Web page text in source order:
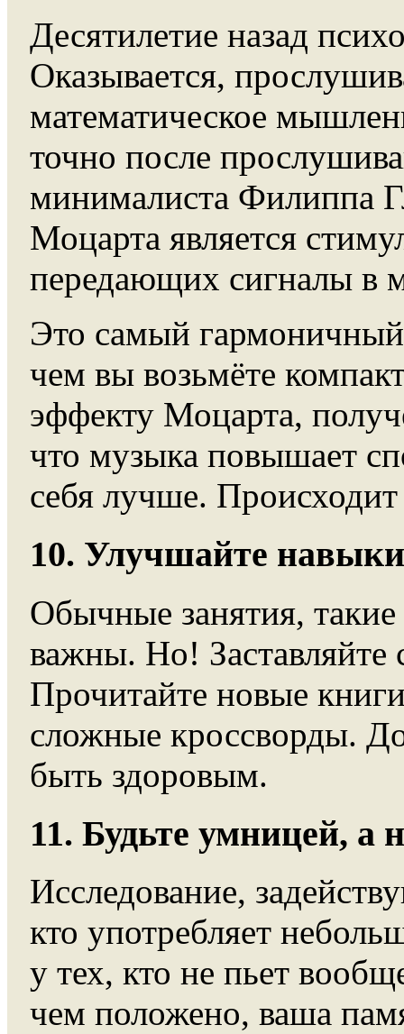
Десятилетие назад
Оказывается,
математическое
точно после
минималиста Филиппа
Моцарта является
передающих сигналы в
Это самый
чем вы возьмёте
эффекту Моцарта,
что музыка повышает
себя лучше.
10. Улучшайте
Обычные занятия, такие
важны. Но! Заставляйте
Прочитайте новые
сложные кроссворды.
быть здоровым.
11. Будьте умницей, а
Исследование,
кто употребляет
у тех, кто не пьет
чем положено, ваша